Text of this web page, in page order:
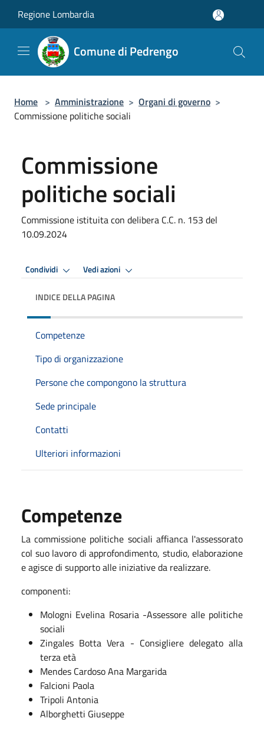
Regione Lombardia
Comune di Pedrengo
Home > Amministrazione > Organi di governo >
Commissione politiche sociali
Commissione
politiche sociali
Commissione istituita con delibera C.C. n. 153 del
10.09.2024
Condividi Vedi azioni
INDICE DELLA PAGINA
Competenze
Tipo di organizzazione
Persone che compongono la struttura
Sede principale
Contatti
Ulteriori informazioni
Competenze
La commissione politiche sociali affianca l'assessorato
col suo lavoro di approfondimento, studio, elaborazione
e agisce di supporto alle iniziative da realizzare.
componenti:
Mologni Evelina Rosaria -Assessore alle politiche
sociali
Zingales Botta Vera - Consigliere delegato alla
terza età
Mendes Cardoso Ana Margarida
Falcioni Paola
Tripoli Antonia
Alborghetti Giuseppe